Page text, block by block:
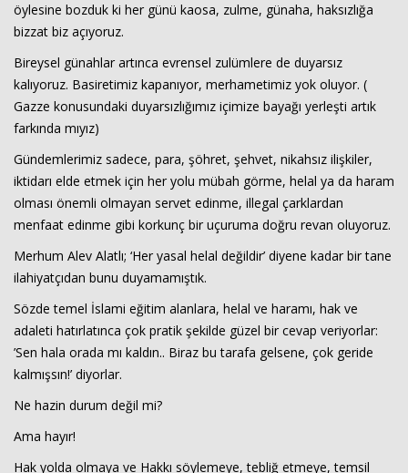
öylesine bozduk ki her günü kaosa, zulme, günaha, haksızlığa
bizzat biz açıyoruz.
Bireysel günahlar artınca evrensel zulümlere de duyarsız
kalıyoruz. Basiretimiz kapanıyor, merhametimiz yok oluyor. (
Gazze konusundaki duyarsızlığımız içimize bayağı yerleşti artık
farkında mıyız)
Gündemlerimiz sadece, para, şöhret, şehvet, nikahsız ilişkiler,
iktidarı elde etmek için her yolu mübah görme, helal ya da haram
olması önemli olmayan servet edinme, illegal çarklardan
menfaat edinme gibi korkunç bir uçuruma doğru revan oluyoruz.
Merhum Alev Alatlı; ‘Her yasal helal değildir’ diyene kadar bir tane
ilahiyatçıdan bunu duyamamıştık.
Sözde temel İslami eğitim alanlara, helal ve haramı, hak ve
adaleti hatırlatınca çok pratik şekilde güzel bir cevap veriyorlar:
’Sen hala orada mı kaldın.. Biraz bu tarafa gelsene, çok geride
kalmışsın!’ diyorlar.
Ne hazin durum değil mi?
Ama hayır!
Hak yolda olmaya ve Hakkı söylemeye, tebliğ etmeye, temsil